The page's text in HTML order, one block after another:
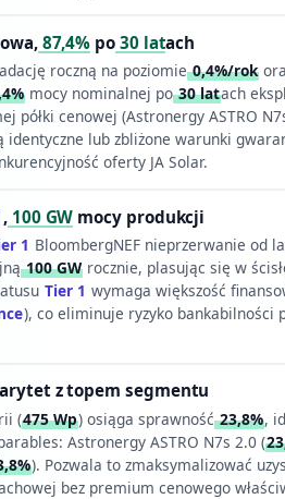
87,4% po30 latach
roczną na poziomie0,4%/rok
mocy nominalnej po30 latach
półki cenowej (Astronergy ASTRO
identyczne lub zbliżone warunki
oferty JA Solar.
,100 GW mocy produkcji
1 BloombergNEF nieprzerwanie od
100 GWrocznie, plasując się w
Tier 1 wymaga większość
), co eliminuje ryzyko bankabilności
z topem segmentu
(475 Wp) osiąga sprawność23,8%,
Astronergy ASTRO N7s 2.0 (
). Pozwala to zmaksymalizować
bez premium cenowego